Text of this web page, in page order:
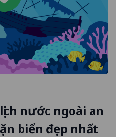
nước ngoài an
biển đẹp nhất